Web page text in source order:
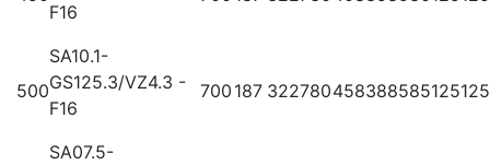
F16
500
SA10.1-
GS125.3/VZ4.3 -
F16
700 187 322780458388585125125
SA07.5-